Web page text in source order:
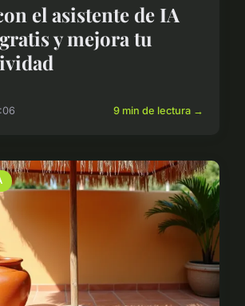
el asistente de IA
y mejora tu
9 min de lectura →